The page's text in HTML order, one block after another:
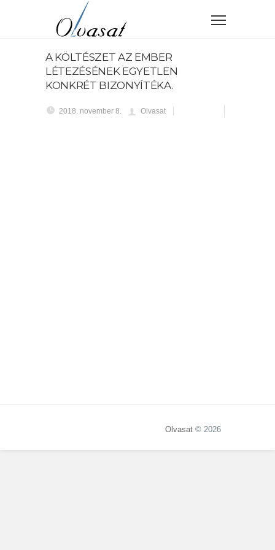
A KÖLTÉSZET AZ EMBER
LÉTEZÉSÉNEK EGYETLEN
KONKRÉT BIZONYÍTÉKA.
2018. november 8. Olvasat
Olvasat © 2026